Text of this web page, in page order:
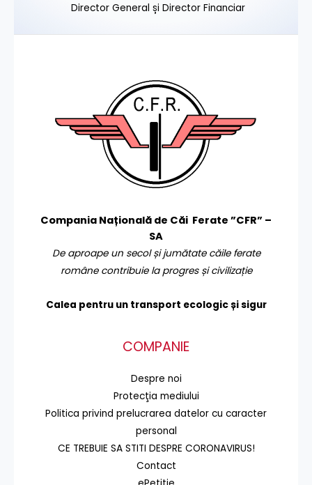
Director General și Director Financiar
Compania Națională de Căi Ferate ”CFR” –
SA
De aproape un secol și jumătate căile ferate
române contribuie la progres și civilizație
Calea pentru un transport ecologic și sigur
COMPANIE
Despre noi
Protecţia mediului
Politica privind prelucrarea datelor cu caracter
personal
CE TREBUIE SA STITI DESPRE CORONAVIRUS!
Contact